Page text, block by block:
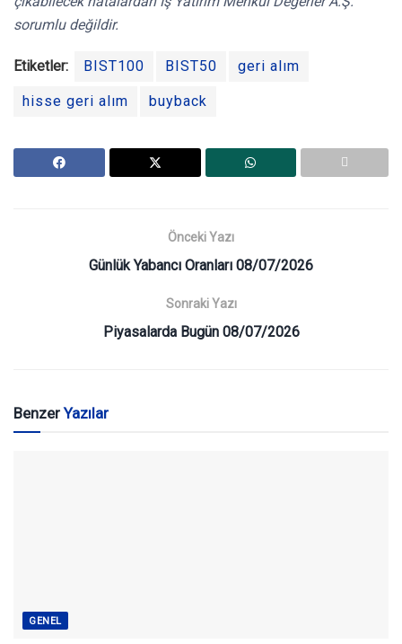
sorumlu değildir.
Etiketler: BIST100 BIST50 geri alım
hisse geri alım buyback
Önceki Yazı
Günlük Yabancı Oranları 08/07/2026
Sonraki Yazı
Piyasalarda Bugün 08/07/2026
BenzerYazılar
GENEL